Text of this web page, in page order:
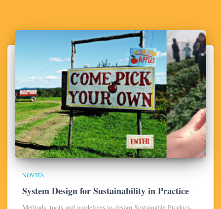
NOVITÀ
System Design for Sustainability in Practice